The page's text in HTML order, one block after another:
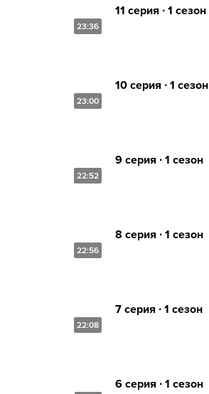
23:36
11 серия ∙ 1 сезон
23:00
10 серия ∙ 1 сезон
22:52
9 серия ∙ 1 сезон
22:56
8 серия ∙ 1 сезон
22:08
7 серия ∙ 1 сезон
6 серия ∙ 1 сезон